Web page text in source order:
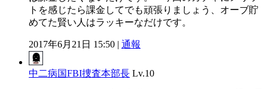
トを感じたら課金してでも頑張りましょう、オーブ貯
めてた賢い人はラッキーなだけです。
2017年6月21日 15:50 | 通報
中二病国FBI捜査本部長 Lv.10